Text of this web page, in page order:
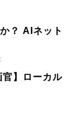
？ AIネット
官】ローカル